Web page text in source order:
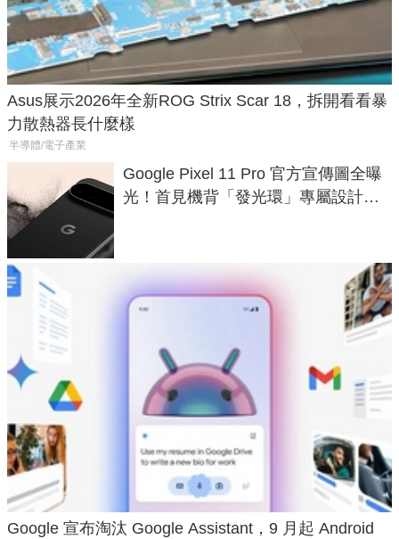
Asus展示2026年全新ROG Strix Scar 18，拆開看看暴
力散熱器長什麼樣
半導體/電子產業
Google Pixel 11 Pro 官方宣傳圖全曝
光！首見機背「發光環」專屬設計、
Google 宣布淘汰 Google Assistant，9 月起 Android